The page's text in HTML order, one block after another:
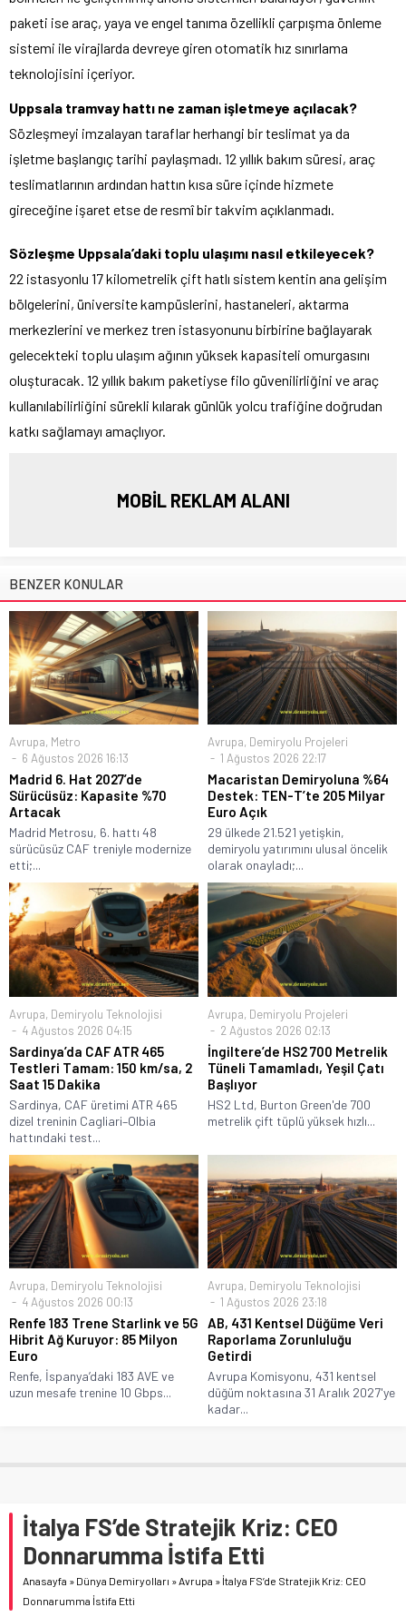
paketi ise araç, yaya ve engel tanıma özellikli çarpışma önleme
sistemi ile virajlarda devreye giren otomatik hız sınırlama
teknolojisini içeriyor.
Uppsala tramvay hattı ne zaman işletmeye açılacak?
Sözleşmeyi imzalayan taraflar herhangi bir teslimat ya da
işletme başlangıç tarihi paylaşmadı. 12 yıllık bakım süresi, araç
teslimatlarının ardından hattın kısa süre içinde hizmete
gireceğine işaret etse de resmî bir takvim açıklanmadı.
Sözleşme Uppsala’daki toplu ulaşımı nasıl etkileyecek?
22 istasyonlu 17 kilometrelik çift hatlı sistem kentin ana gelişim
bölgelerini, üniversite kampüslerini, hastaneleri, aktarma
merkezlerini ve merkez tren istasyonunu birbirine bağlayarak
gelecekteki toplu ulaşım ağının yüksek kapasiteli omurgasını
oluşturacak. 12 yıllık bakım paketiyse filo güvenilirliğini ve araç
kullanılabilirliğini sürekli kılarak günlük yolcu trafiğine doğrudan
katkı sağlamayı amaçlıyor.
MOBİL REKLAM ALANI
BENZER KONULAR
Avrupa, Metro
6 Ağustos 2026 16:13
Madrid 6. Hat 2027’de
Sürücüsüz: Kapasite %70
Artacak
Madrid Metrosu, 6. hattı 48
sürücüsüz CAF treniyle modernize
etti;...
Avrupa, Demiryolu Projeleri
1 Ağustos 2026 22:17
Macaristan Demiryoluna %64
Destek: TEN-T’te 205 Milyar
Euro Açık
29 ülkede 21.521 yetişkin,
demiryolu yatırımını ulusal öncelik
olarak onayladı;...
Avrupa, Demiryolu Teknolojisi
4 Ağustos 2026 04:15
Sardinya’da CAF ATR 465
Testleri Tamam: 150 km/sa, 2
Saat 15 Dakika
Sardinya, CAF üretimi ATR 465
dizel treninin Cagliari–Olbia
hattındaki test...
Avrupa, Demiryolu Projeleri
2 Ağustos 2026 02:13
İngiltere’de HS2 700 Metrelik
Tüneli Tamamladı, Yeşil Çatı
Başlıyor
HS2 Ltd, Burton Green'de 700
metrelik çift tüplü yüksek hızlı...
Avrupa, Demiryolu Teknolojisi
4 Ağustos 2026 00:13
Renfe 183 Trene Starlink ve 5G
Hibrit Ağ Kuruyor: 85 Milyon
Euro
Renfe, İspanya’daki 183 AVE ve
uzun mesafe trenine 10 Gbps...
Avrupa, Demiryolu Teknolojisi
1 Ağustos 2026 23:18
AB, 431 Kentsel Düğüme Veri
Raporlama Zorunluluğu
Getirdi
Avrupa Komisyonu, 431 kentsel
düğüm noktasına 31 Aralık 2027'ye
kadar...
İtalya FS’de Stratejik Kriz: CEO
Donnarumma İstifa Etti
Anasayfa » Dünya Demiryolları »Avrupa » İtalya FS’de Stratejik Kriz: CEO
Donnarumma İstifa Etti